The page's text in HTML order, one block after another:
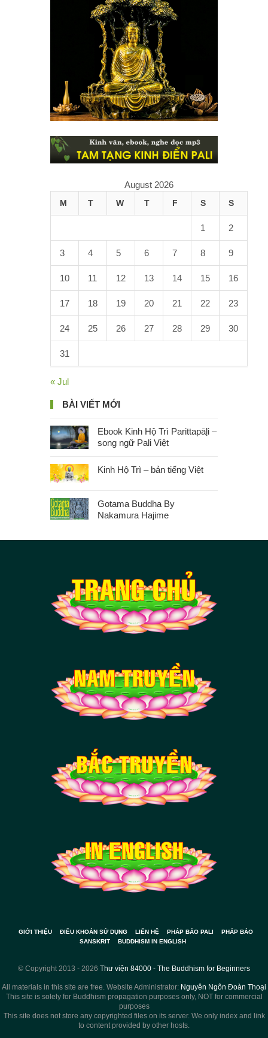
August 2026
M T W T F S S
1 2
3 4 5 6 7 8 9
10 11 12 13 14 15 16
17 18 19 20 21 22 23
24 25 26 27 28 29 30
31
« Jul
BÀI VIẾT MỚI
Ebook Kinh Hộ Trì Parittapāḷi –
song ngữ Pali Việt
Kinh Hộ Trì – bản tiếng Việt
Gotama Buddha By
Nakamura Hajime
GIỚI THIỆU ĐIỀU KHOẢN SỬ DỤNG LIÊN HỆ PHÁP BẢO PALI
PHÁP BẢO
SANSKRIT
BUDDHISM IN ENGLISH
© Copyright 2013 - 2026 Thư viện 84000 - The Buddhism for Beginners
All materials in this site are free. Website Administrator: Nguyên Ngôn Đoàn Thoại
This site is solely for Buddhism propagation purposes only, NOT for commercial
purposes
This site does not store any copyrighted files on its server. We only index and link
to content provided by other hosts.